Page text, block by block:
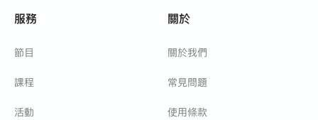
服務
節目
課程
活動
關於
關於我們
常見問題
使用條款